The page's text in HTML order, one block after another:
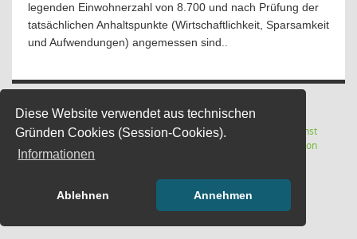
Diese Website verwendet aus technischen
Gründen Cookies (Session-Cookies).
Informationen
Ablehnen Annehmen
legenden Einwohnerzahl von 8.700 und nach Prüfung der
tatsächlichen Anhaltspunkte (Wirtschaftlichkeit, Sparsamkeit
und Aufwendungen) angemessen sind..
Letzte Änderung: 06.08.2026
Software:
Sitzungsdienst
Session(Wird in